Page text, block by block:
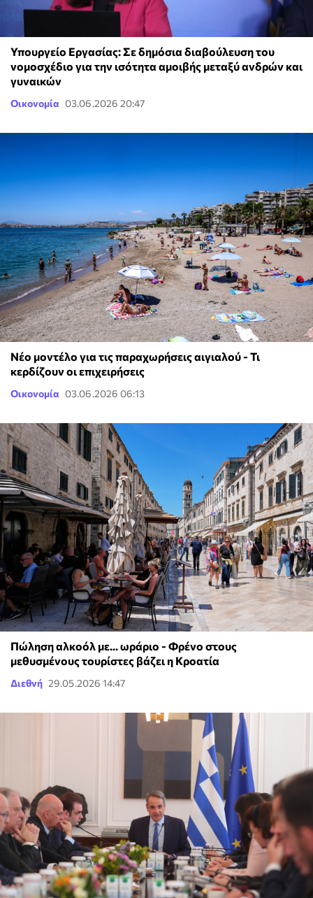
Υπουργείο Εργασίας: Σε δημόσια διαβούλευση του
νομοσχέδιο για την ισότητα αμοιβής μεταξύ ανδρών και
γυναικών
Οικονομία 03.06.2026 20:47
Νέο μοντέλο για τις παραχωρήσεις αιγιαλού - Τι
κερδίζουν οι επιχειρήσεις
Οικονομία 03.06.2026 06:13
Πώληση αλκοόλ με... ωράριο - Φρένο στους
μεθυσμένους τουρίστες βάζει η Κροατία
Διεθνή 29.05.2026 14:47